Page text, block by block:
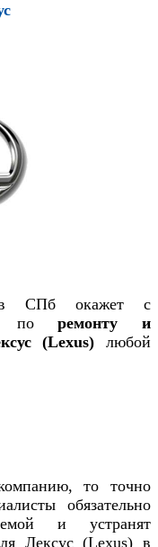
в СПб окажет с
поремонту и
(Lexus) любой
то точно
обязательно
и устранят
Лексус (Lexus) в